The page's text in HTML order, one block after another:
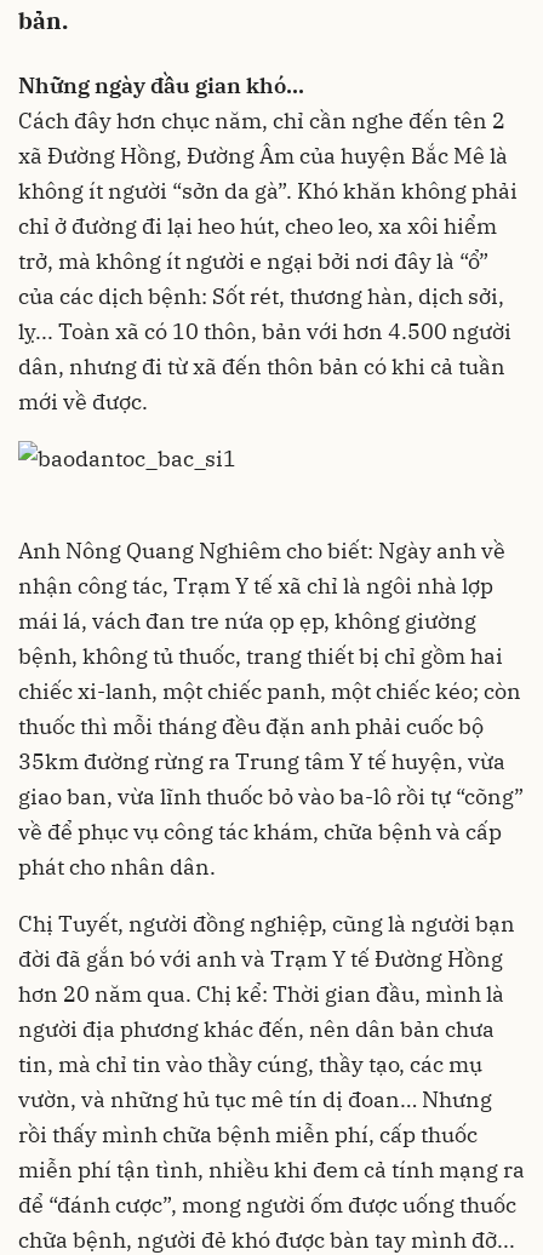
bản.
Những ngày đầu gian khó...
Cách đây hơn chục năm, chỉ cần nghe đến tên 2
xã Đường Hồng, Đường Âm của huyện Bắc Mê là
không ít người “sởn da gà”. Khó khăn không phải
chỉ ở đường đi lại heo hút, cheo leo, xa xôi hiểm
trở, mà không ít người e ngại bởi nơi đây là “ổ”
của các dịch bệnh: Sốt rét, thương hàn, dịch sởi,
lỵ... Toàn xã có 10 thôn, bản với hơn 4.500 người
dân, nhưng đi từ xã đến thôn bản có khi cả tuần
mới về được.
Anh Nông Quang Nghiêm cho biết: Ngày anh về
nhận công tác, Trạm Y tế xã chỉ là ngôi nhà lợp
mái lá, vách đan tre nứa ọp ẹp, không giường
bệnh, không tủ thuốc, trang thiết bị chỉ gồm hai
chiếc xi-lanh, một chiếc panh, một chiếc kéo; còn
thuốc thì mỗi tháng đều đặn anh phải cuốc bộ
35km đường rừng ra Trung tâm Y tế huyện, vừa
giao ban, vừa lĩnh thuốc bỏ vào ba-lô rồi tự “cõng”
về để phục vụ công tác khám, chữa bệnh và cấp
phát cho nhân dân.
Chị Tuyết, người đồng nghiệp, cũng là người bạn
đời đã gắn bó với anh và Trạm Y tế Đường Hồng
hơn 20 năm qua. Chị kể: Thời gian đầu, mình là
người địa phương khác đến, nên dân bản chưa
tin, mà chỉ tin vào thầy cúng, thầy tạo, các mụ
vườn, và những hủ tục mê tín dị đoan… Nhưng
rồi thấy mình chữa bệnh miễn phí, cấp thuốc
miễn phí tận tình, nhiều khi đem cả tính mạng ra
để “đánh cược”, mong người ốm được uống thuốc
chữa bệnh, người đẻ khó được bàn tay mình đỡ...